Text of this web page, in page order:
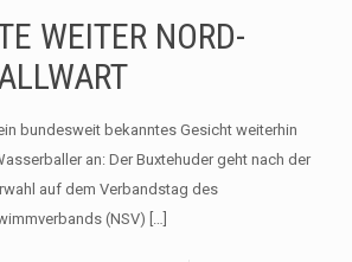
WEITER NORD-
bundesweit bekanntes Gesicht weiterhin
an: Der Buxtehuder geht nach der
auf dem Verbandstag des
(NSV) […]